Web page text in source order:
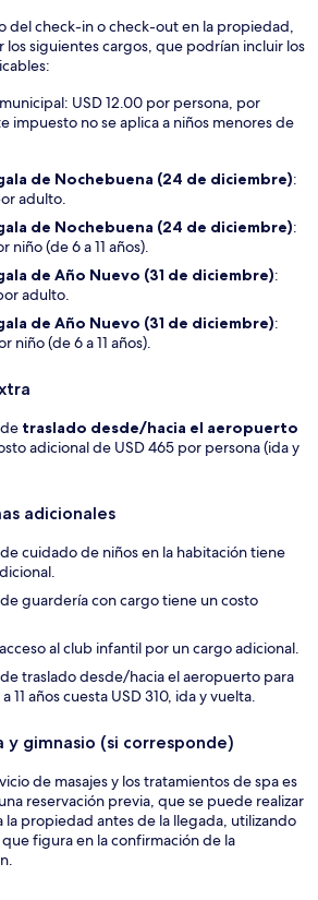
del check-in o check-out en la propiedad,
los siguientes cargos, que podrían incluir los
USD 12.00 por persona, por
impuesto no se aplica a niños menores de
de Nochebuena (24 de diciembre):
adulto.
de Nochebuena (24 de diciembre):
niño (de 6 a 11 años).
de Año Nuevo (31 de diciembre):
adulto.
de Año Nuevo (31 de diciembre):
niño (de 6 a 11 años).
traslado desde/hacia el aeropuerto
adicional de USD 465 por persona (ida y
adicionales
cuidado de niños en la habitación tiene
guardería con cargo tiene un costo
al club infantil por un cargo adicional.
de traslado desde/hacia el aeropuerto para
11 años cuesta USD 310, ida y vuelta.
y gimnasio (si corresponde)
de masajes y los tratamientos de spa es
reservación previa, que se puede realizar
la propiedad antes de la llegada, utilizando
figura en la confirmación de la